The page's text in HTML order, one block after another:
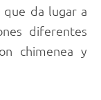
da lugar a
diferentes
chimenea y